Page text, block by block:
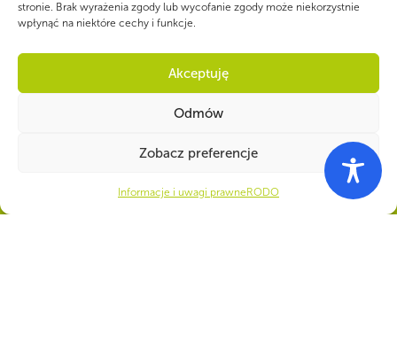
stronie. Brak wyrażenia zgody lub wycofanie zgody może niekorzystnie
wpłynąć na niektóre cechy i funkcje.
Akceptuję
Odmów
Zobacz preferencje
Informacje i uwagi prawne RODO